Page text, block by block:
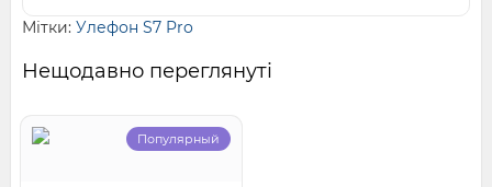
Мітки: Улефон S7 Pro
Нещодавно переглянуті
Популярный